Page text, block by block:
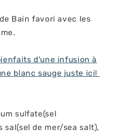
Bain favori avec les
d'une infusion à
blanc sauge juste ici!
sulfate(sel
sal(sel de mer/sea salt),